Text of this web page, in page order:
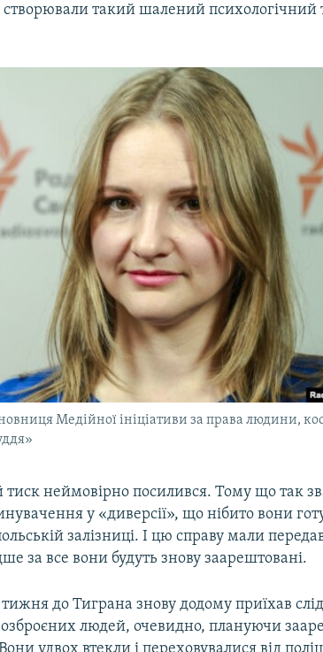
створювали такий шалений психологічний
Медійної ініціативи за права людини,
неймовірно посилився. Тому що так
у «диверсії», що нібито вони
залізниці. І цю справу мали
за все вони будуть знову заарештовані.
до Тиграна знову додому приїхав
озброєних людей, очевидно, плануючи